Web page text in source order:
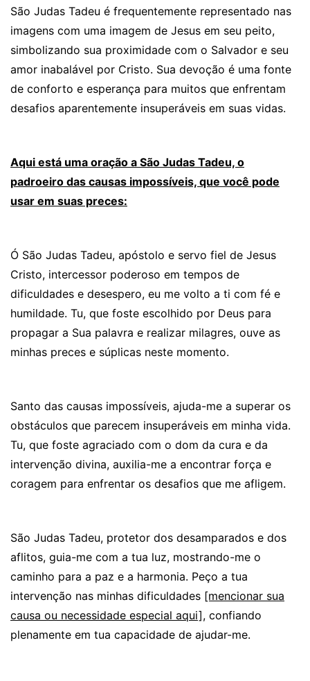
São Judas Tadeu é frequentemente representado nas
imagens com uma imagem de Jesus em seu peito,
simbolizando sua proximidade com o Salvador e seu
amor inabalável por Cristo. Sua devoção é uma fonte
de conforto e esperança para muitos que enfrentam
desafios aparentemente insuperáveis em suas vidas.
Aqui está uma oração a São Judas Tadeu, o
padroeiro das causas impossíveis, que você pode
usar em suas preces:
Ó São Judas Tadeu, apóstolo e servo fiel de Jesus
Cristo, intercessor poderoso em tempos de
dificuldades e desespero, eu me volto a ti com fé e
humildade. Tu, que foste escolhido por Deus para
propagar a Sua palavra e realizar milagres, ouve as
minhas preces e súplicas neste momento.
Santo das causas impossíveis, ajuda-me a superar os
obstáculos que parecem insuperáveis em minha vida.
Tu, que foste agraciado com o dom da cura e da
intervenção divina, auxilia-me a encontrar força e
coragem para enfrentar os desafios que me afligem.
São Judas Tadeu, protetor dos desamparados e dos
aflitos, guia-me com a tua luz, mostrando-me o
caminho para a paz e a harmonia. Peço a tua
intervenção nas minhas dificuldades [mencionar sua
causa ou necessidade especial aqui], confiando
plenamente em tua capacidade de ajudar-me.